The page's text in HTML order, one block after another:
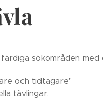
sökområden med
och tidtagare"
tävlingar.